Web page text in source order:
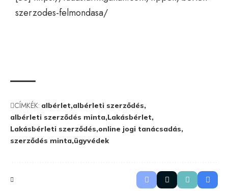
szerzodes-felmondasa/
CÍMKÉK: albérlet albérleti szerződés
albérleti szerződés minta Lakásbérlet
Lakásbérleti szerződés online jogi tanácsadás
szerződés minta ügyvédek